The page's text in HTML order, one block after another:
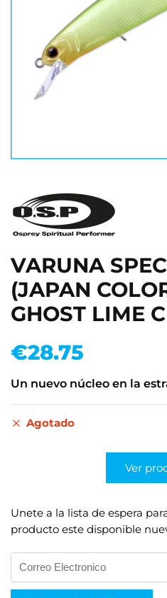
VARUNA
(JAPAN
GHOST LIME
€28.75
Un nuevo núcleo en la
Agotado
Ver
Unete a la lista de espera
producto este disponible
n
g